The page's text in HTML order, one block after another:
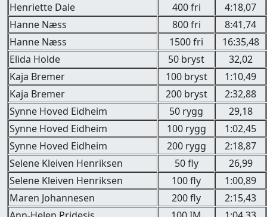
Henriette Dale
400 fri
4:18,07
Hanne Næss
800 fri
8:41,74
Hanne Næss
1500 fri
16:35,48
Elida Holde
50 bryst
32,02
Kaja Bremer
100 bryst
1:10,49
Kaja Bremer
200 bryst
2:32,88
Synne Hoved Eidheim
50 rygg
29,18
Synne Hoved Eidheim
100 rygg
1:02,45
Synne Hoved Eidheim
200 rygg
2:18,87
Selene Kleiven Henriksen
50 fly
26,99
Selene Kleiven Henriksen
100 fly
1:00,89
Maren Johannesen
200 fly
2:15,43